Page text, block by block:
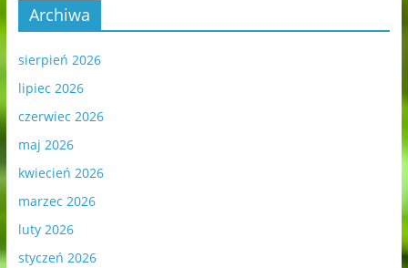
Archiwa
sierpień 2026
lipiec 2026
czerwiec 2026
maj 2026
kwiecień 2026
marzec 2026
luty 2026
styczeń 2026